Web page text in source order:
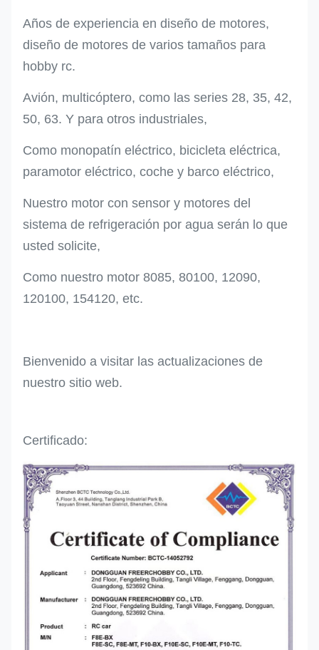
Años de experiencia en diseño de motores,
diseño de motores de varios tamaños para
hobby rc.
Avión, multicóptero, como las series 28, 35, 42,
50, 63. Y para otros industriales,
Como monopatín eléctrico, bicicleta eléctrica,
paramotor eléctrico, coche y barco eléctrico,
Nuestro motor con sensor y motores del
sistema de refrigeración por agua serán lo que
usted solicite,
Como nuestro motor 8085, 80100, 12090,
120100, 154120, etc.
Bienvenido a visitar las actualizaciones de
nuestro sitio web.
Certificado: